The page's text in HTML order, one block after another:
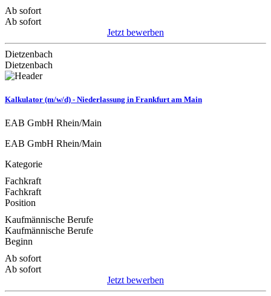
Ab sofort
Ab sofort
Jetzt bewerben
Dietzenbach
Dietzenbach
Kalkulator (m/w/d) - Niederlassung in Frankfurt am Main
EAB GmbH Rhein/Main
EAB GmbH Rhein/Main
Kategorie
Fachkraft
Fachkraft
Position
Kaufmännische Berufe
Kaufmännische Berufe
Beginn
Ab sofort
Ab sofort
Jetzt bewerben